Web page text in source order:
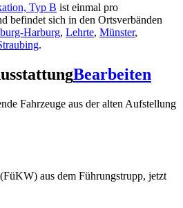
Typ B ist einmal pro
befindet sich in den Ortsverbänden
Harburg, Lehrte, Münster,
.
Bearbeiten
Fahrzeuge aus der alten Aufstellung
(FüKW) aus dem Führungstrupp, jetzt